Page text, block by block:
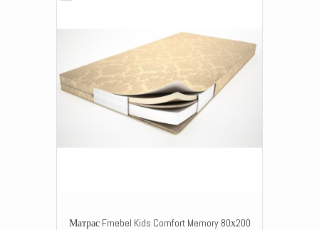
Матрас Fmebel Kids Comfort Memory 80х200